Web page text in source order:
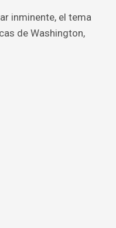
inminente, el tema
de Washington,